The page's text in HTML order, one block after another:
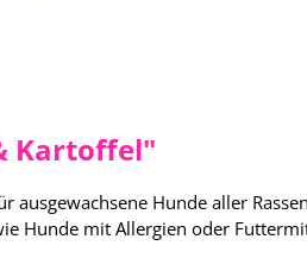
Kartoffel"
Hunde aller
Hunde mit Allergien oder